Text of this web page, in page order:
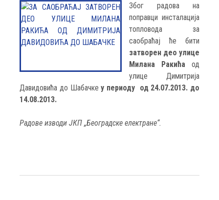
Због радова на
поправци инсталација
топловода за
саобраћај ће бити
затворен део улице
Милана Ракића од
улице Димитрија
Давидовића до Шабачке у периоду од 24.07.2013. до
14.08.2013.
Радове изводи ЈКП „Београдске електране“.